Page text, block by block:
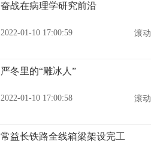
奋战在病理学研究前沿
2022-01-10 17:00:59 滚动
严冬里的“雕冰人”
2022-01-10 17:00:58 滚动
常益长铁路全线箱梁架设完工